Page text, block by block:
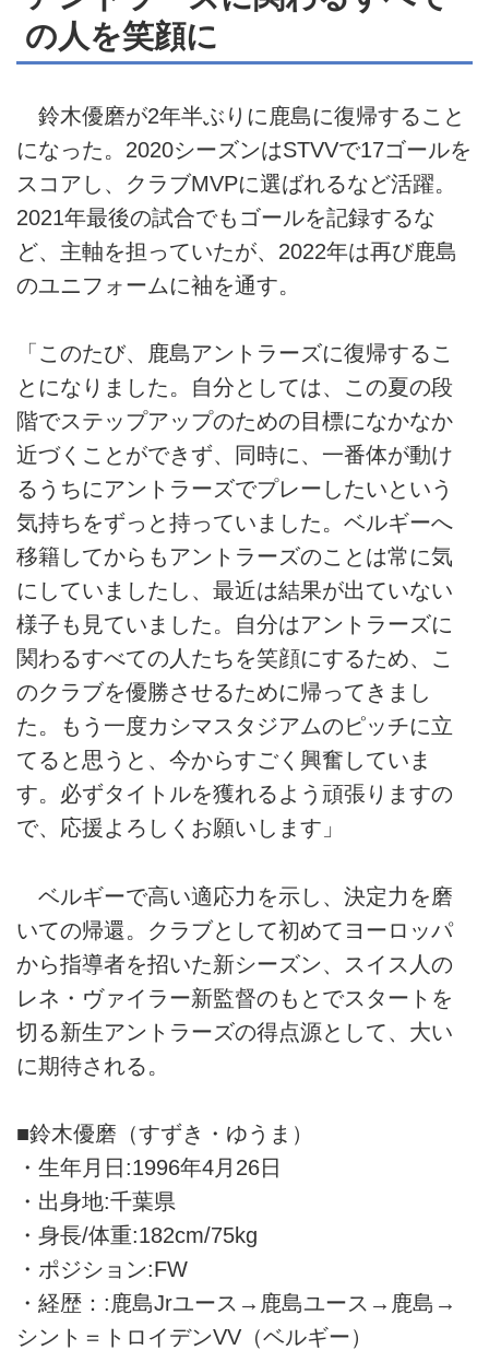
の人を笑顔に
鈴木優磨が2年半ぶりに鹿島に復帰すること
になった。2020シーズンはSTVVで17ゴールを
スコアし、クラブMVPに選ばれるなど活躍。
2021年最後の試合でもゴールを記録するな
ど、主軸を担っていたが、2022年は再び鹿島
のユニフォームに袖を通す。
「このたび、鹿島アントラーズに復帰するこ
とになりました。自分としては、この夏の段
階でステップアップのための目標になかなか
近づくことができず、同時に、一番体が動け
るうちにアントラーズでプレーしたいという
気持ちをずっと持っていました。ベルギーへ
移籍してからもアントラーズのことは常に気
にしていましたし、最近は結果が出ていない
様子も見ていました。自分はアントラーズに
関わるすべての人たちを笑顔にするため、こ
のクラブを優勝させるために帰ってきまし
た。もう一度カシマスタジアムのピッチに立
てると思うと、今からすごく興奮していま
す。必ずタイトルを獲れるよう頑張りますの
で、応援よろしくお願いします」
ベルギーで高い適応力を示し、決定力を磨
いての帰還。クラブとして初めてヨーロッパ
から指導者を招いた新シーズン、スイス人の
レネ・ヴァイラー新監督のもとでスタートを
切る新生アントラーズの得点源として、大い
に期待される。
■鈴木優磨（すずき・ゆうま）
・生年月日:1996年4月26日
・出身地:千葉県
・身長/体重:182cm/75kg
・ポジション:FW
・経歴：:鹿島Jrユース→鹿島ユース→鹿島→
シント＝トロイデンVV（ベルギー）